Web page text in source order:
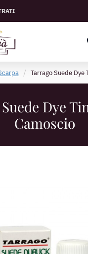
Tarrago Suede Dye
Dye
Camoscio